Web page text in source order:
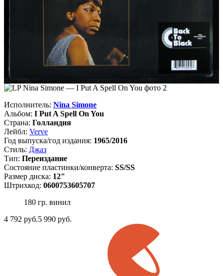
Исполнитель: Nina Simone
Альбом: I Put A Spell On You
Страна: Голландия
Лейбл: Verve
Год выпуска/год издания: 1965/2016
Стиль: Джаз
Тип: Переиздание
Состояние пластинки/конверта: SS/SS
Размер диска: 12"
Штрихкод: 0600753605707
180 гр. винил
4 792 руб.5 990 руб.